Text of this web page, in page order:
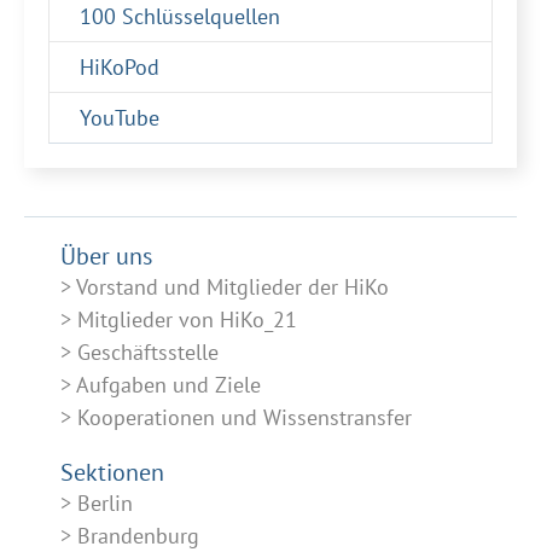
100 Schlüsselquellen
HiKoPod
YouTube
Über uns
Vorstand und Mitglieder der HiKo
Mitglieder von HiKo_21
Geschäftsstelle
Aufgaben und Ziele
Kooperationen und Wissenstransfer
Sektionen
Berlin
Brandenburg